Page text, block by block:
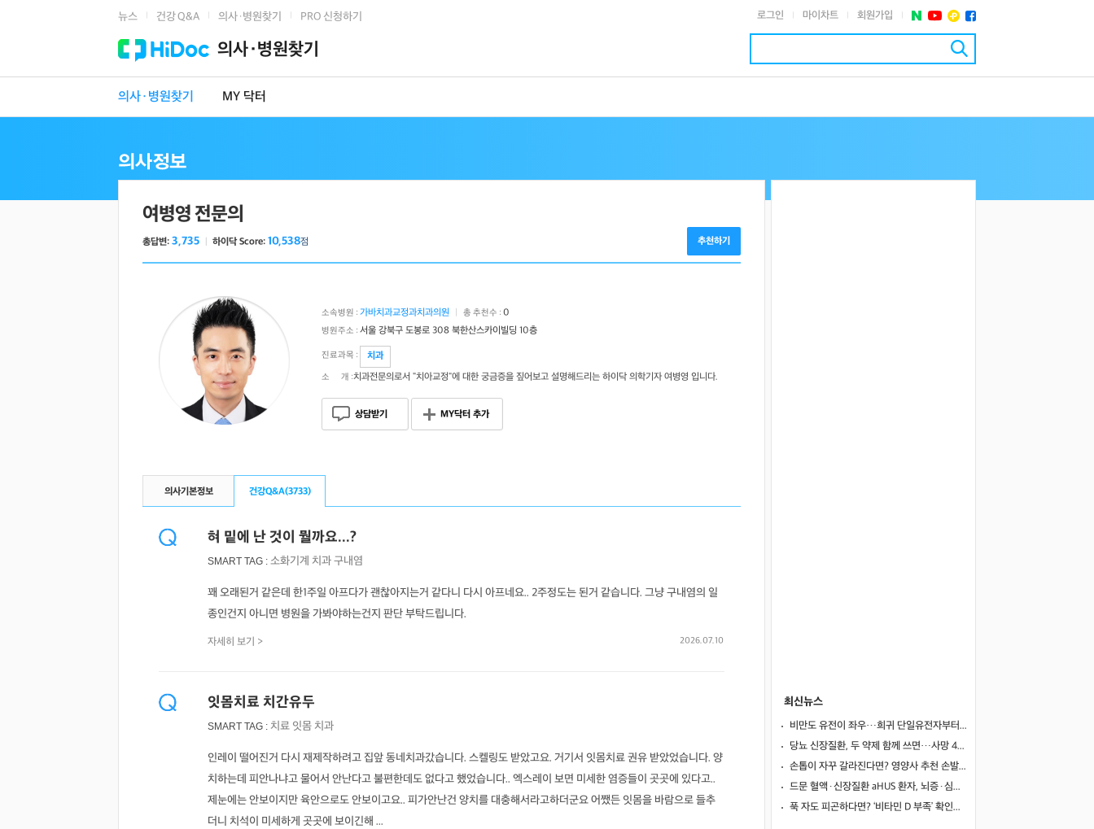
뉴스 건강 Q&A 의사·병원찾기 PRO 신청하기 로그인 마이차트 회원가입
의사·병원찾기
의사·병원찾기 MY 닥터
여병영 전문의
총답변: 3,735 하이닥 Score: 10,538점 추천하기
소속병원 : 가바치과교정과치과의원 총 추천수 : 0
병원주소 : 서울 강북구 도봉로 308 북한산스카이빌딩 10층
진료과목 : 치과
소 개 :치과전문의로서 "치아교정"에 대한 궁금증을 짚어보고 설명해드리는 하이닥 의학기자 여병영 입니다.
상담받기 MY닥터 추가
의사기본정보 건강Q&A(3733)
혀 밑에 난 것이 뭘까요...?
SMART TAG : 소화기계 치과구내염
꽤 오래된거 같은데 한1주일 아프다가 괜찮아지는거 같다니 다시 아프네요.. 2주정도는 된거 같습니다. 그냥 구내염의 일
종인건지 아니면 병원을 가봐야하는건지 판단 부탁드립니다.
자세히 보기 > 2026.07.10
잇몸치료 치간유두
SMART TAG : 치료 잇몸 치과
인레이 떨어진거 다시 재제작하려고 집앞 동네치과갔습니다. 스켈링도 받았고요. 거기서 잇몸치료 권유 받았었습니다. 양
치하는데 피안나냐고 물어서 안난다고 불편한데도 없다고 했었습니다.. 엑스레이 보면 미세한 염증들이 곳곳에 있다고..
제눈에는 안보이지만 육안으로도 안보이고요.. 피가안난건 양치를 대충해서라고하더군요 어쨌든 잇몸을 바람으로 들추
더니 치석이 미세하게 곳곳에 보이긴해 ...
최신뉴스
비만도 유전이 좌우…희귀 단일유전자부터 치료 표적까지
당뇨 신장질환, 두 약제 함께 쓰면…사망 46%·신장사건 27% 줄였다
손톱이 자꾸 갈라진다면? 영양사 추천 손발톱 강화 음식 5가지
드문 혈액·신장질환 aHUS 환자, 뇌증·심근병증 겹쳤지만…조기 보체억제치료로 신경학적 회복 보여
푹 자도 피곤하다면? ‘비타민 D 부족’ 확인해야